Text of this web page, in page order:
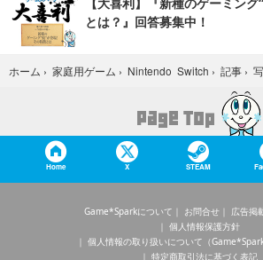
とは？』回答募集中！
ホーム › 家庭用ゲーム › Nintendo Switch › 記事 ›
Home X STEAM
Game*Sparkについて お問合せ 広告掲
個人情報保護方針
個人情報の取り扱いについて（Game*Spark
特定商取引法に基づく表記